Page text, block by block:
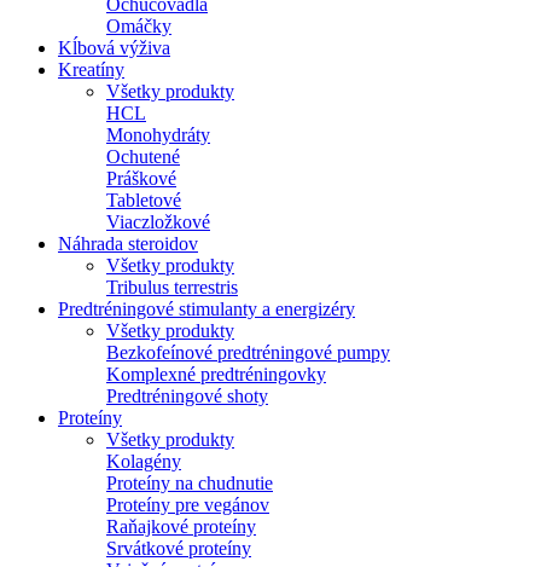
Ochucovadlá
Omáčky
Kĺbová výživa
Kreatíny
Všetky produkty
HCL
Monohydráty
Ochutené
Práškové
Tabletové
Viaczložkové
Náhrada steroidov
Všetky produkty
Tribulus terrestris
Predtréningové stimulanty a energizéry
Všetky produkty
Bezkofeínové predtréningové pumpy
Komplexné predtréningovky
Predtréningové shoty
Proteíny
Všetky produkty
Kolagény
Proteíny na chudnutie
Proteíny pre vegánov
Raňajkové proteíny
Srvátkové proteíny